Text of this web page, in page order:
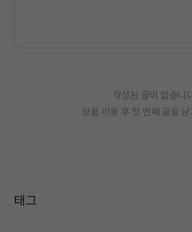
작성된 글이 없습니다.
상품 이용 후 첫 번째 글을
태그